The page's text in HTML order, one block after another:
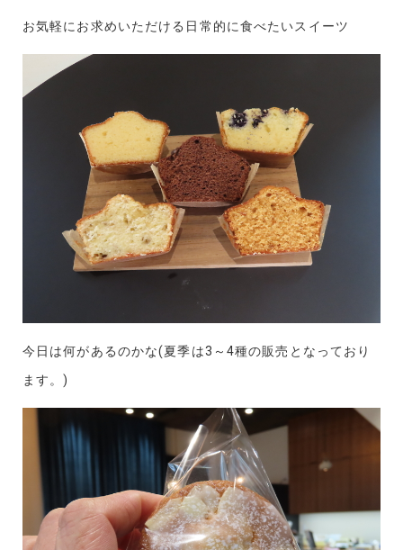
お気軽にお求めいただける日常的に食べたいスイーツ
今日は何があるのかな(夏季は3～4種の販売となっており
ます。)